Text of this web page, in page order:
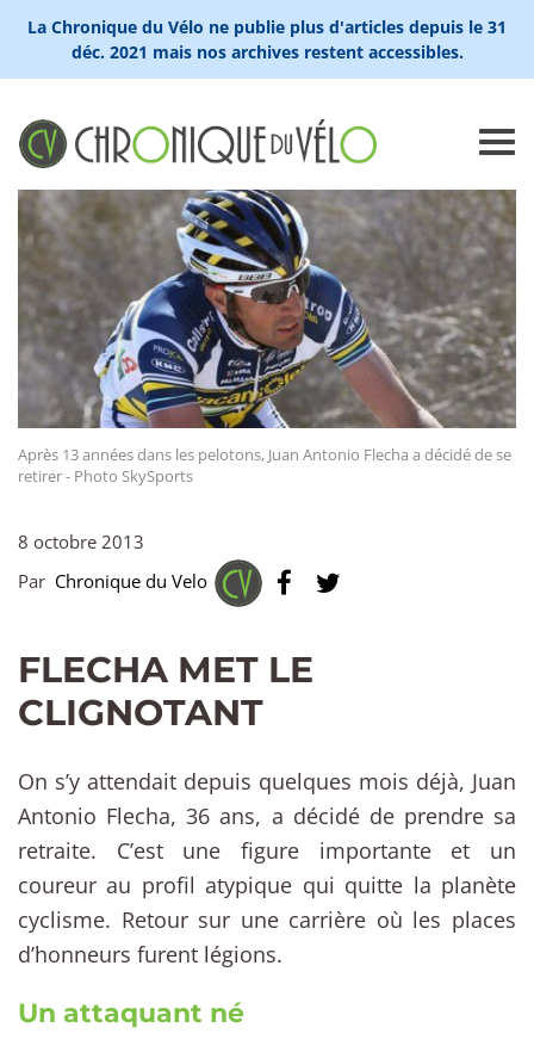
La Chronique du Vélo ne publie plus d'articles depuis le 31
déc. 2021 mais nos archives restent accessibles.
Après 13 années dans les pelotons, Juan Antonio Flecha a décidé de se
retirer - Photo SkySports
8 octobre 2013
Par Chronique du Velo
FLECHA MET LE
CLIGNOTANT
On s’y attendait depuis quelques mois déjà, Juan
Antonio Flecha, 36 ans, a décidé de prendre sa
retraite. C’est une figure importante et un
coureur au profil atypique qui quitte la planète
cyclisme. Retour sur une carrière où les places
d’honneurs furent légions.
Un attaquant né